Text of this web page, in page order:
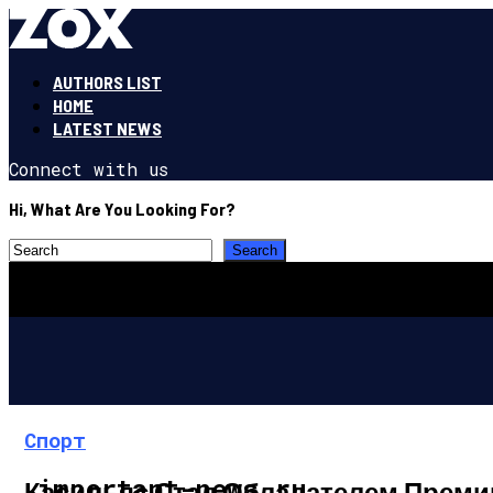
AUTHORS LIST
HOME
LATEST NEWS
Connect with us
Hi, What Are You Looking For?
Спорт